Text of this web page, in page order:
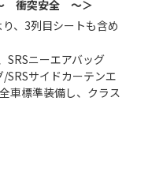
衝突安全 ～＞
、3列目シートも含め
SRSニーエアバッグ
/SRSサイドカーテンエ
車標準装備し、クラス